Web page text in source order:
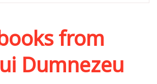
from
Dumnezeu